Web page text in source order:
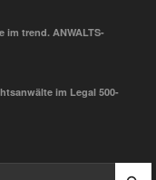
im trend. ANWALTS-
im Legal 500-